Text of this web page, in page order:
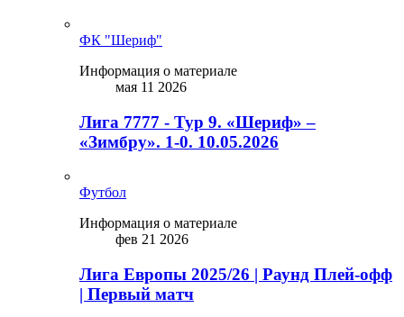
ФК "Шериф"
Информация о материале
мая 11 2026
Лига 7777 - Тур 9. «Шериф» –
«Зимбру». 1-0. 10.05.2026
Футбол
Информация о материале
фев 21 2026
Лига Европы 2025/26 | Раунд Плей-офф
| Первый матч